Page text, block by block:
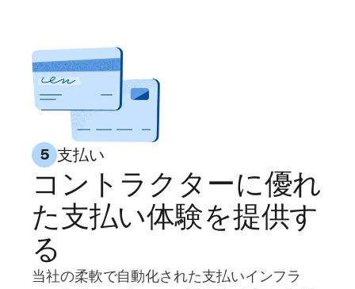
5 支払い
コントラクターに優れ
た支払い体験を提供す
る
当社の柔軟で自動化された支払いインフラ